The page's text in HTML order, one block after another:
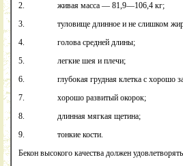
2. живая масса — 81,9—106,4 кг;
3. туловище длинное и не слишком
4. голова средней длины;
5. легкие шея и плечи;
6. глубокая грудная клетка с хорошо
7. хорошо развитый окорок;
8. длинная мягкая щетина;
9. тонкие кости.
Бекон высокого качества должен